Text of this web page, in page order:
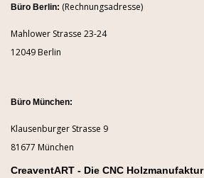
Büro Berlin: (Rechnungsadresse)
Mahlower Strasse 23-24
12049 Berlin
Büro München:
Klausenburger Strasse 9
81677 München
CreaventART - Die CNC Holzmanufaktur